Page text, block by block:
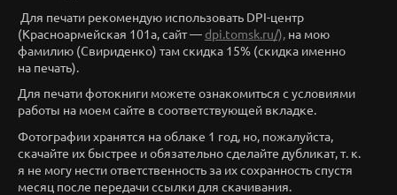
Для печати рекомендую использовать DPI-центр
(Красноармейская 101а, сайт —dpi.tomsk.ru/), на мою
фамилию (Свириденко) там скидка 15% (скидка именно
на печать).
Для печати фотокниги можете ознакомиться с условиями
работы на моем сайте в соответствующей вкладке.
Фотографии хранятся на облаке 1 год, но, пожалуйста,
скачайте их быстрее и обязательно сделайте дубликат, т. к.
я не могу нести ответственность за их сохранность спустя
месяц после передачи ссылки для скачивания.